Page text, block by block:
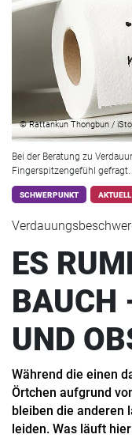
© Rattankun Thongbun /
Bei der Beratung zu
Fingerspitzengefühl gefragt.
SCHWERPUNKT AKTUELL
ES
BAUCH
UND
Während die einen
Örtchen aufgrund
bleiben die anderen
leiden. Was läuft